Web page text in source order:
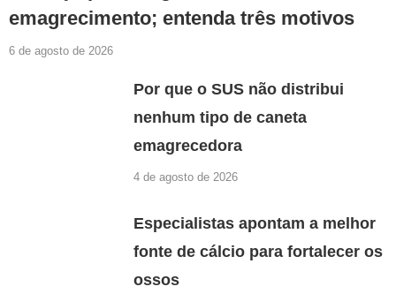
emagrecimento; entenda três motivos
6 de agosto de 2026
Por que o SUS não distribui
nenhum tipo de caneta
emagrecedora
4 de agosto de 2026
Especialistas apontam a melhor
fonte de cálcio para fortalecer os
ossos